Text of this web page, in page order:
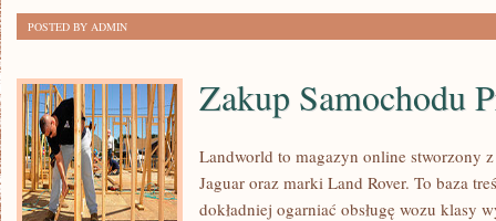
POSTED BY ADMIN
Zakup Samochodu
Landworld to magazyn online stworzony
Jaguar oraz marki Land Rover. To baza
dokładniej ogarniać obsługę wozu klasy